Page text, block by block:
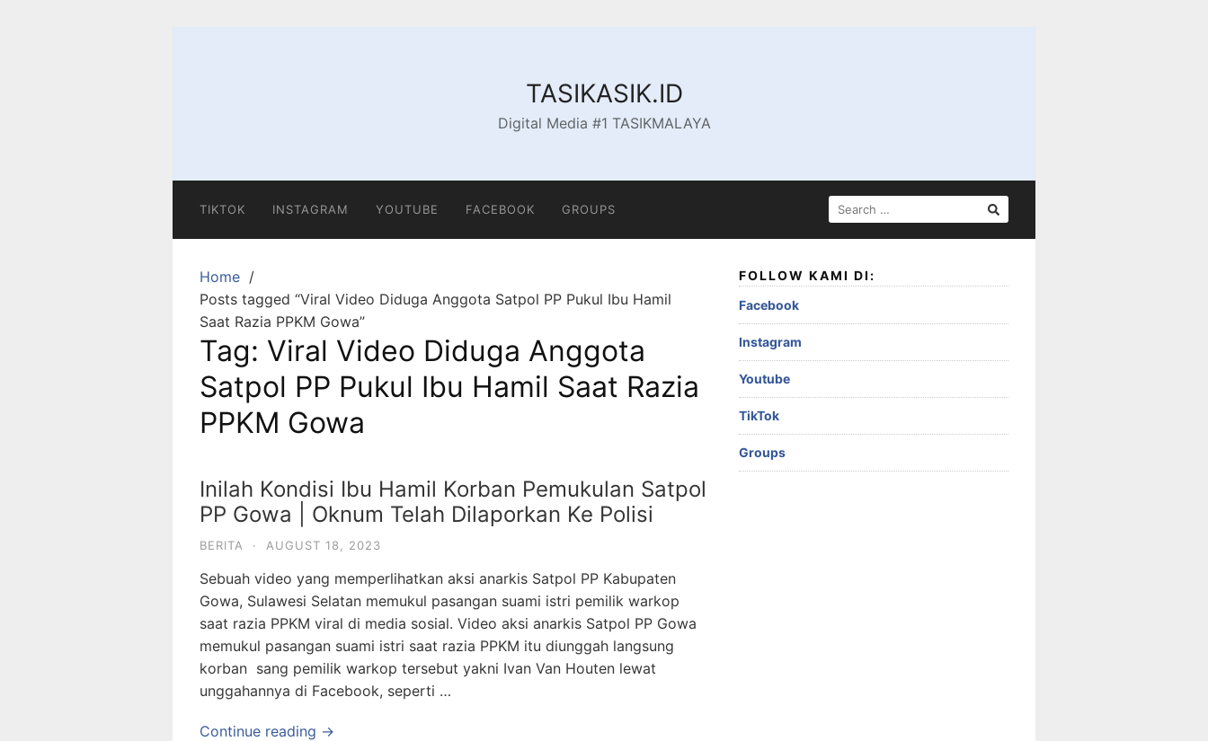
TASIKASIK.ID
Digital Media #1 TASIKMALAYA
TIKTOK INSTAGRAM YOUTUBE FACEBOOK GROUPS
SEARCH
FOR:
Home
Posts tagged “Viral Video Diduga Anggota Satpol PP Pukul Ibu Hamil
Saat Razia PPKM Gowa”
Tag: Viral Video Diduga Anggota
Satpol PP Pukul Ibu Hamil Saat Razia
PPKM Gowa
Inilah Kondisi Ibu Hamil Korban Pemukulan Satpol
PP Gowa | Oknum Telah Dilaporkan Ke Polisi
BERITA · AUGUST 18, 2023
Sebuah video yang memperlihatkan aksi anarkis Satpol PP Kabupaten
Gowa, Sulawesi Selatan memukul pasangan suami istri pemilik warkop
saat razia PPKM viral di media sosial. Video aksi anarkis Satpol PP Gowa
memukul pasangan suami istri saat razia PPKM itu diunggah langsung
korban sang pemilik warkop tersebut yakni Ivan Van Houten lewat
unggahannya di Facebook, seperti …
Continue reading →
FOLLOW KAMI DI:
Facebook
Instagram
Youtube
TikTok
Groups